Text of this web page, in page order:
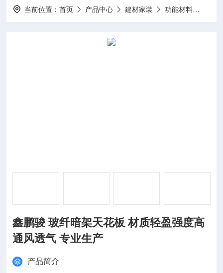
当前位置：首页 产品中心 建材家装 功能材料
鑫鹏骏 玻纤暗架天花板 材质轻盈强度高
通风透气 专业生产
产品简介